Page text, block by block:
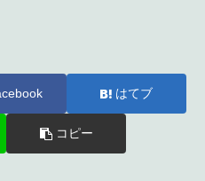
はてブ
コピー